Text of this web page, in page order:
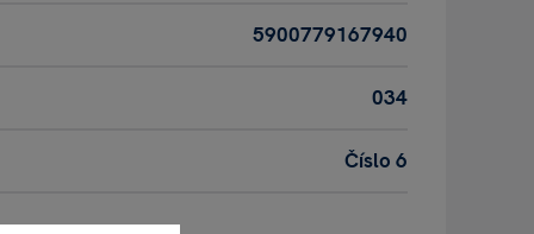
5900779167940
034
Číslo 6